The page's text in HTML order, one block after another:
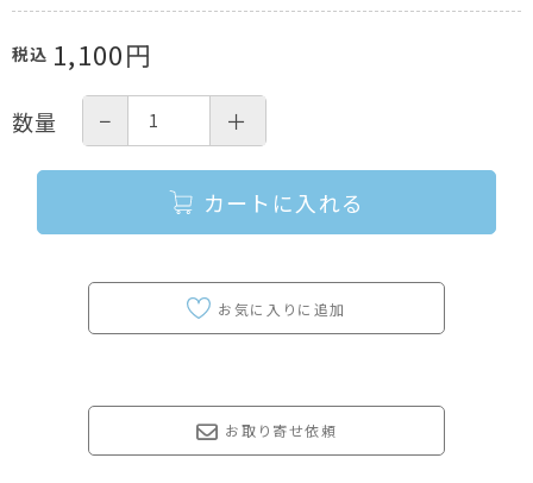
税込 1,100円
数量 − ＋
カートに入れる
お取り寄せ依頼